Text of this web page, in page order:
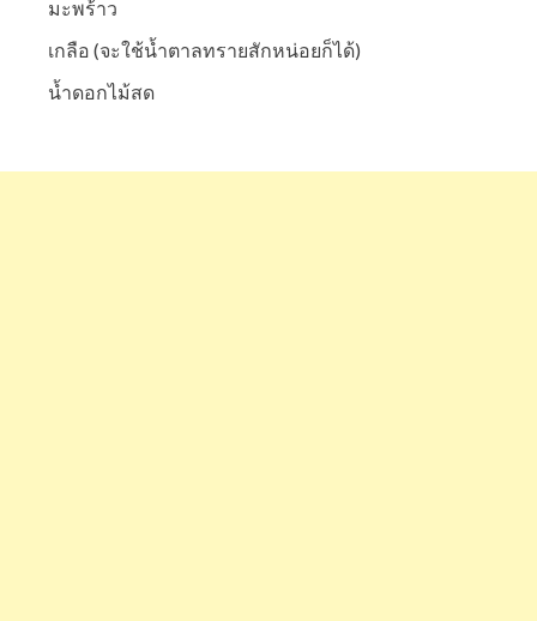
มะพร้าว
เกลือ (จะใช้น้ำตาลทรายสักหน่อยก็ได้)
น้ำดอกไม้สด